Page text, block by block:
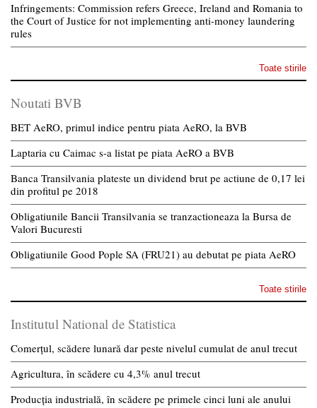
Infringements: Commission refers Greece, Ireland and Romania to
the Court of Justice for not implementing anti-money laundering
rules
Toate stirile
Noutati BVB
BET AeRO, primul indice pentru piata AeRO, la BVB
Laptaria cu Caimac s-a listat pe piata AeRO a BVB
Banca Transilvania plateste un dividend brut pe actiune de 0,17 lei
din profitul pe 2018
Obligatiunile Bancii Transilvania se tranzactioneaza la Bursa de
Valori Bucuresti
Obligatiunile Good Pople SA (FRU21) au debutat pe piata AeRO
Toate stirile
Institutul National de Statistica
Comerțul, scădere lunară dar peste nivelul cumulat de anul trecut
Agricultura, în scădere cu 4,3% anul trecut
Producția industrială, în scădere pe primele cinci luni ale anului